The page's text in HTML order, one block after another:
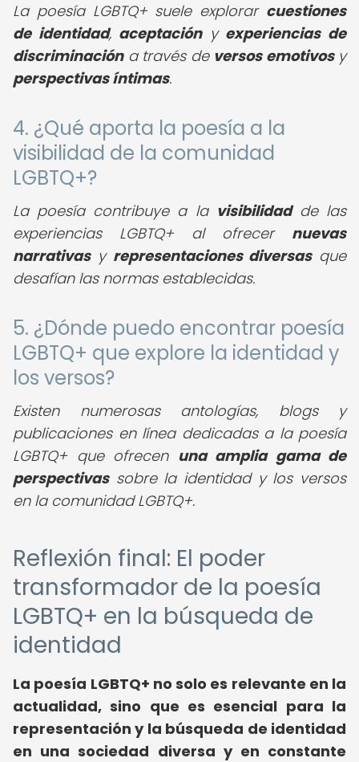
La poesía LGBTQ+ suele explorar cuestiones
de identidad, aceptacióny experiencias de
discriminacióna través de versos emotivosy
perspectivas íntimas.
4. ¿Qué aporta la poesía a la
visibilidad de la comunidad
LGBTQ+?
La poesía contribuye a la visibilidadde las
experiencias LGBTQ+ al ofrecer nuevas
narrativasy representaciones diversasque
desafían las normas establecidas.
5. ¿Dónde puedo encontrar poesía
LGBTQ+ que explore la identidad y
los versos?
Existen numerosas antologías, blogs y
publicaciones en línea dedicadas a la poesía
LGBTQ+ que ofrecen una amplia gama de
perspectivassobre la identidad y los versos
en la comunidad LGBTQ+.
Reflexión final: El poder
transformador de la poesía
LGBTQ+ en la búsqueda de
identidad
La poesía LGBTQ+ no solo es relevante en la
actualidad, sino que es esencial para la
representación y la búsqueda de identidad
en una sociedad diversa y en constante